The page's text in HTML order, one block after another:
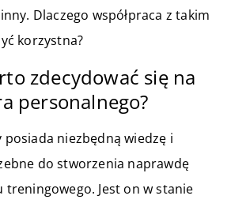
Dlaczego współpraca z takim
korzystna?
zdecydować się na
personalnego?
niezbędną wiedzę i
do stworzenia naprawdę
treningowego. Jest on w stanie